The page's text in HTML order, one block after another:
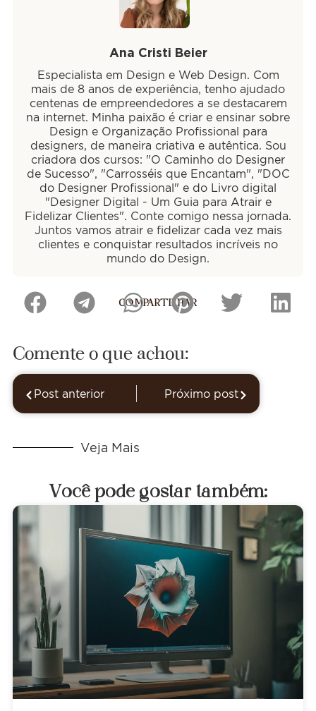
Ana Cristi Beier
Especialista em Design e Web Design. Com
mais de 8 anos de experiência, tenho ajudado
centenas de empreendedores a se destacarem
na internet. Minha paixão é criar e ensinar sobre
Design e Organização Profissional para
designers, de maneira criativa e autêntica. Sou
criadora dos cursos: "O Caminho do Designer
de Sucesso", "Carrosséis que Encantam", "DOC
do Designer Profissional" e do Livro digital
"Designer Digital - Um Guia para Atrair e
Fidelizar Clientes". Conte comigo nessa jornada.
Juntos vamos atrair e fidelizar cada vez mais
clientes e conquistar resultados incríveis no
mundo do Design.
COMPARTILHAR
Comente o que achou:
Post anterior Próximo post
Veja Mais
Você pode gostar também: